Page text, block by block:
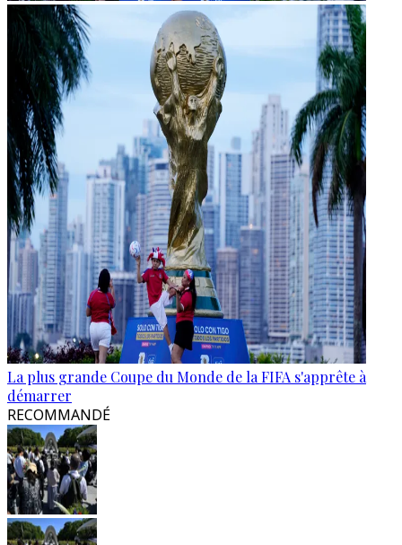
La plus grande Coupe du Monde de la FIFA s'apprête à
démarrer
RECOMMANDÉ